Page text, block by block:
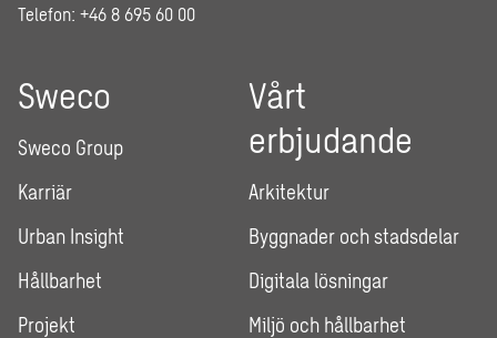
Telefon: +46 8 695 60 00
Sweco
Sweco Group
Karriär
Urban Insight
Hållbarhet
Projekt
Vårt
erbjudande
Arkitektur
Byggnader och stadsdelar
Digitala lösningar
Miljö och hållbarhet